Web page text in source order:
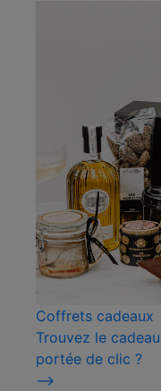
Coffrets cadeaux
Trouvez le
portée de clic ?
⟶